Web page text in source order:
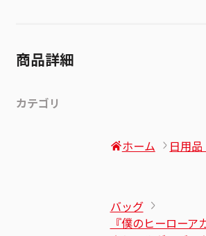
商品詳細
カテゴリ
ホーム 日用品
バッグ
『僕のヒーロー